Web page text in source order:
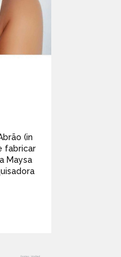
(in
fabricar
Maysa